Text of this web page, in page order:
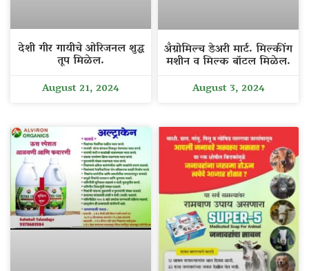
देशी गीर गायीचे ओरिजनल शुद्ध
तूप मिळेल.
August 21, 2024
अँग्रोमिल्च डेअरी मार्ट. मिल्कींग
मशीन व मिल्क बॉटल मिळेल.
August 3, 2024